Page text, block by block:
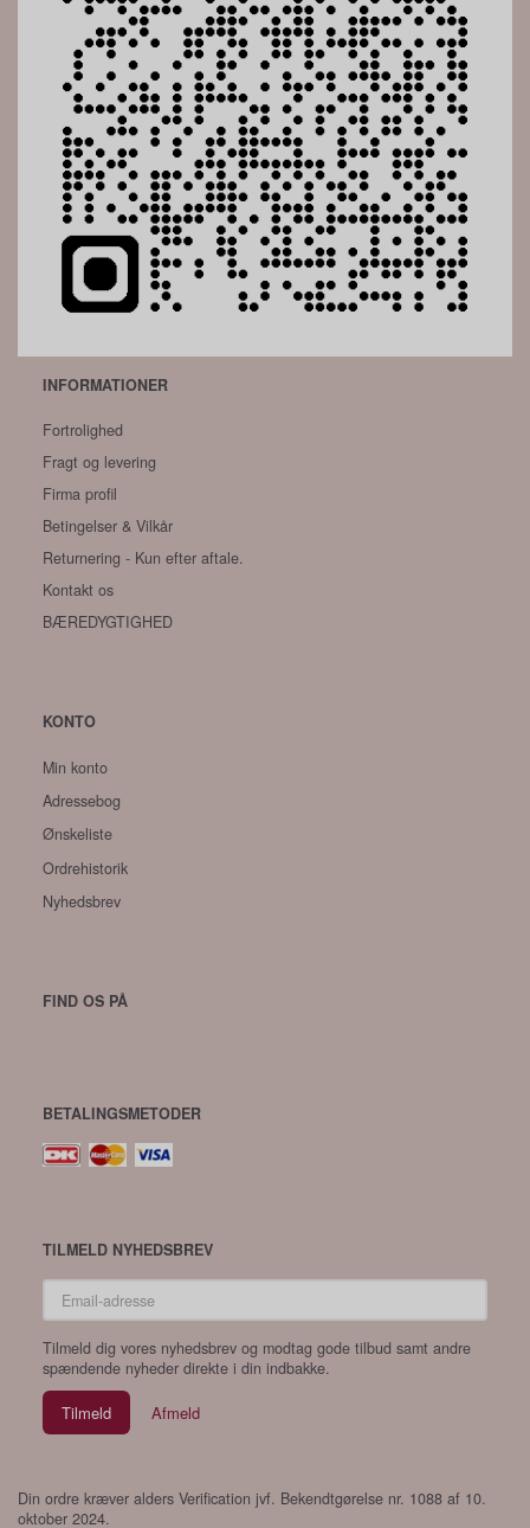
INFORMATIONER
Fortrolighed
Fragt og levering
Firma profil
Betingelser & Vilkår
Returnering - Kun efter aftale.
Kontakt os
BÆREDYGTIGHED
KONTO
Min konto
Adressebog
Ønskeliste
Ordrehistorik
Nyhedsbrev
FIND OS PÅ
BETALINGSMETODER
TILMELD NYHEDSBREV
Email-
adresse
Tilmeld dig vores nyhedsbrev og modtag gode tilbud samt andre
spændende nyheder direkte i din indbakke.
Tilmeld Afmeld
Din ordre kræver alders Verification jvf. Bekendtgørelse nr. 1088 af 10.
oktober 2024.